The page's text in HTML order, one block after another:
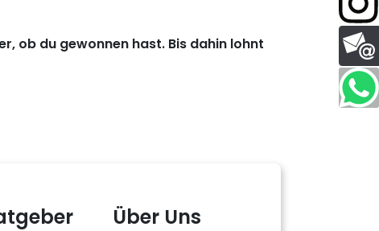
ob du gewonnen hast. Bis dahin lohnt
Über Uns